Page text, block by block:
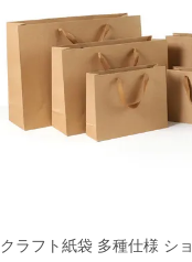
クラフト紙袋 多種仕様 シ